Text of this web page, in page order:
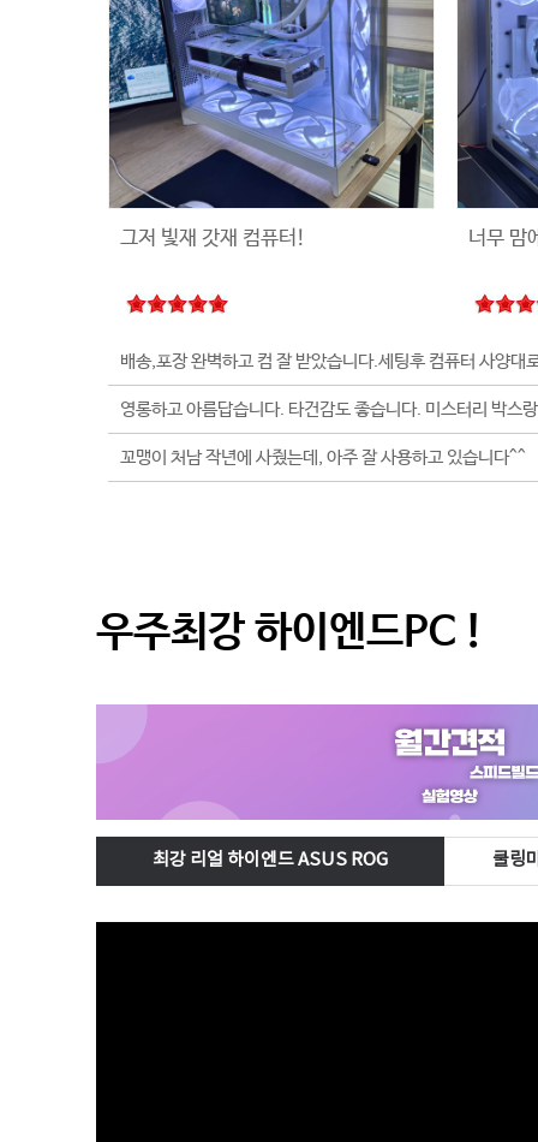
그저 빛재 갓재 컴퓨터! 너무 맘
꼬맹이 처남 작년에 사줬는데, 아주 잘 사용하고 있습니다^^
우주최강 하이엔드PC !
최강 리얼 하이엔드 ASUS ROG 쿨링